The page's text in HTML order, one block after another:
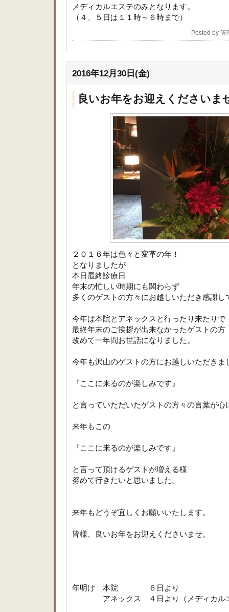
メディカルエステのみとなります。
（４、５日は１１時～６時まで）
Posted by
2016年12月30日(金)
良いお年をお迎えくださいま
２０１６年は色々と変革の年！
となりましたが
本日最終診療日
年末の忙しい時期にも関わらず
多くのゲストの方々にお越しいただき感謝し
今年は本院とアネックスと行ったり来たりで
最終年末のご挨拶が出来なかったゲストの方
改めて一年間お世話になりました。
今年も沢山のゲストの方にお越しいただきま
『ここに来るのが楽しみです』
と言っていただいたゲストの方々の言葉が心
来年もこの
『ここに来るのが楽しみです』
と言って頂けるゲストが増える様
努めて行きたいと思いました。
来年もどうぞ宜しくお願いいたします。
皆様、良いお年をお迎えくださいませ。
年明け 本院 ６日より
アネックス ４日より（メディカルエ